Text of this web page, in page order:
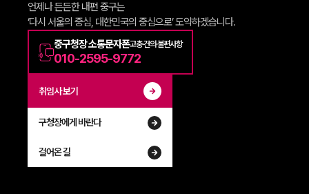
언제나 든든한 내편 중구는
‘다시 서울의 중심, 대한민국의 중심으로’ 도약하겠습니다.
중구청장 소통문자폰고충·건의·불편사항
010-2595-9772
취임사 보기
구청장에게 바란다
걸어온 길